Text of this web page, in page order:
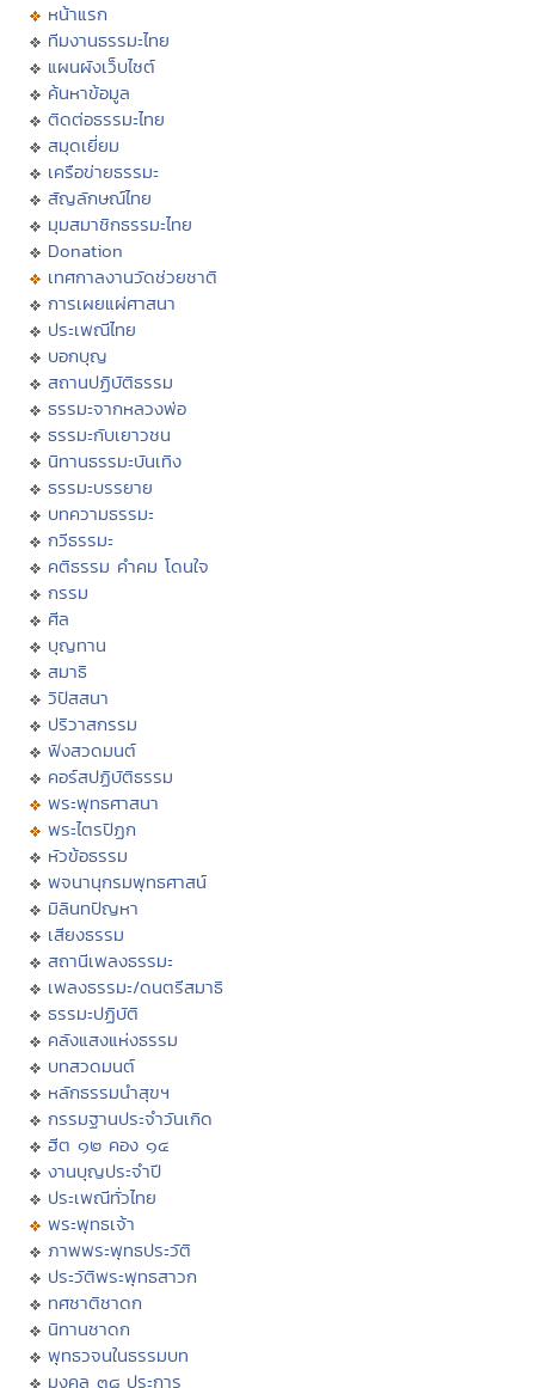
หน้าแรก
ทีมงานธรรมะไทย
แผนผังเว็บไซต์
ค้นหาข้อมูล
ติดต่อธรรมะไทย
สมุดเยี่ยม
เครือข่ายธรรมะ
สัญลักษณ์ไทย
มุมสมาชิกธรรมะไทย
Donation
เทศกาลงานวัดช่วยชาติ
การเผยแผ่ศาสนา
ประเพณีไทย
บอกบุญ
สถานปฏิบัติธรรม
ธรรมะจากหลวงพ่อ
ธรรมะกับเยาวชน
นิทานธรรมะบันเทิง
ธรรมะบรรยาย
บทความธรรมะ
กวีธรรมะ
คติธรรม คำคม โดนใจ
กรรม
ศีล
บุญทาน
สมาธิ
วิปัสสนา
ปริวาสกรรม
ฟังสวดมนต์
คอร์สปฏิบัติธรรม
พระพุทธศาสนา
พระไตรปิฏก
หัวข้อธรรม
พจนานุกรมพุทธศาสน์
มิลินทปัญหา
เสียงธรรม
สถานีเพลงธรรมะ
เพลงธรรมะ/ดนตรีสมาธิ
ธรรมะปฏิบัติ
คลังแสงแห่งธรรม
บทสวดมนต์
หลักธรรมนำสุขฯ
กรรมฐานประจำวันเกิด
ฮีต ๑๒ คอง ๑๔
งานบุญประจำปี
ประเพณีทั่วไทย
พระพุทธเจ้า
ภาพพระพุทธประวัติ
ประวัติพระพุทธสาวก
ทศชาติชาดก
นิทานชาดก
พุทธวจนในธรรมบท
มงคล ๓๘ ประการ